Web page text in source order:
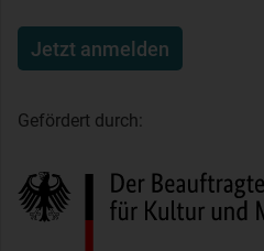
Jetzt anmelden
Gefördert durch: